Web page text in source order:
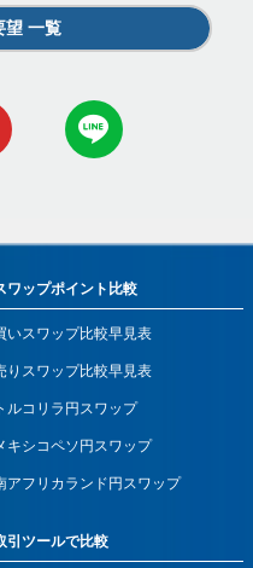
望 一覧
ワップポイント比較
いスワップ比較早見表
りスワップ比較早見表
ルコリラ円スワップ
キシコペソ円スワップ
アフリカランド円スワップ
引ツールで比較